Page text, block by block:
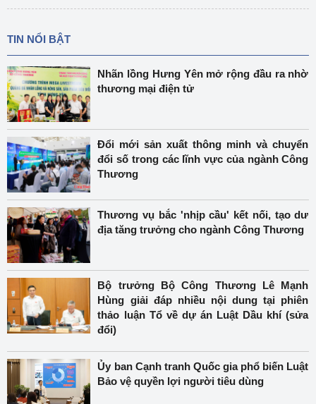
TIN NỔI BẬT
Nhãn lồng Hưng Yên mở rộng đầu ra nhờ
thương mại điện tử
Đổi mới sản xuất thông minh và chuyển
đổi số trong các lĩnh vực của ngành Công
Thương
Thương vụ bắc 'nhịp cầu' kết nối, tạo dư
địa tăng trưởng cho ngành Công Thương
Bộ trưởng Bộ Công Thương Lê Mạnh
Hùng giải đáp nhiều nội dung tại phiên
thảo luận Tổ về dự án Luật Dầu khí (sửa
đổi)
Ủy ban Cạnh tranh Quốc gia phổ biến Luật
Bảo vệ quyền lợi người tiêu dùng